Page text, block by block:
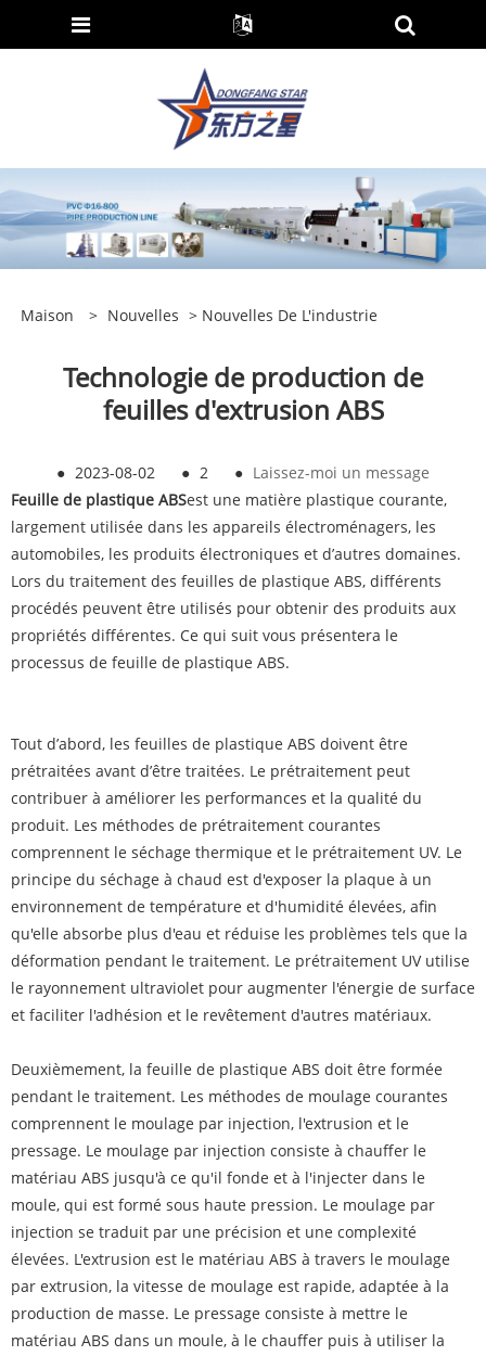
Maison > Nouvelles > Nouvelles De L'industrie
Technologie de production de
feuilles d'extrusion ABS
● 2023-08-02 ● 2 ● Laissez-moi un message
Feuille de plastique ABSest une matière plastique courante,
largement utilisée dans les appareils électroménagers, les
automobiles, les produits électroniques et d’autres domaines.
Lors du traitement des feuilles de plastique ABS, différents
procédés peuvent être utilisés pour obtenir des produits aux
propriétés différentes. Ce qui suit vous présentera le
processus de feuille de plastique ABS.
Tout d’abord, les feuilles de plastique ABS doivent être
prétraitées avant d’être traitées. Le prétraitement peut
contribuer à améliorer les performances et la qualité du
produit. Les méthodes de prétraitement courantes
comprennent le séchage thermique et le prétraitement UV. Le
principe du séchage à chaud est d'exposer la plaque à un
environnement de température et d'humidité élevées, afin
qu'elle absorbe plus d'eau et réduise les problèmes tels que la
déformation pendant le traitement. Le prétraitement UV utilise
le rayonnement ultraviolet pour augmenter l'énergie de surface
et faciliter l'adhésion et le revêtement d'autres matériaux.
Deuxièmement, la feuille de plastique ABS doit être formée
pendant le traitement. Les méthodes de moulage courantes
comprennent le moulage par injection, l'extrusion et le
pressage. Le moulage par injection consiste à chauffer le
matériau ABS jusqu'à ce qu'il fonde et à l'injecter dans le
moule, qui est formé sous haute pression. Le moulage par
injection se traduit par une précision et une complexité
élevées. L'extrusion est le matériau ABS à travers le moulage
par extrusion, la vitesse de moulage est rapide, adaptée à la
production de masse. Le pressage consiste à mettre le
matériau ABS dans un moule, à le chauffer puis à utiliser la